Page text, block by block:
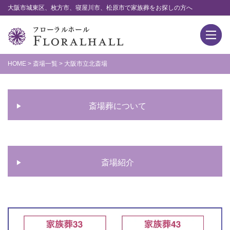
大阪市城東区、枚方市、寝屋川市、松原市で家族葬をお探しの方へ
HOME > 斎場一覧 > 大阪市立北斎場
斎場葬について
斎場紹介